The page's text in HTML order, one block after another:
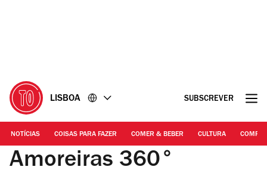
LISBOA SUBSCREVER
NOTÍCIAS COISAS PARA FAZER COMER & BEBER CULTURA
Amoreiras 360°